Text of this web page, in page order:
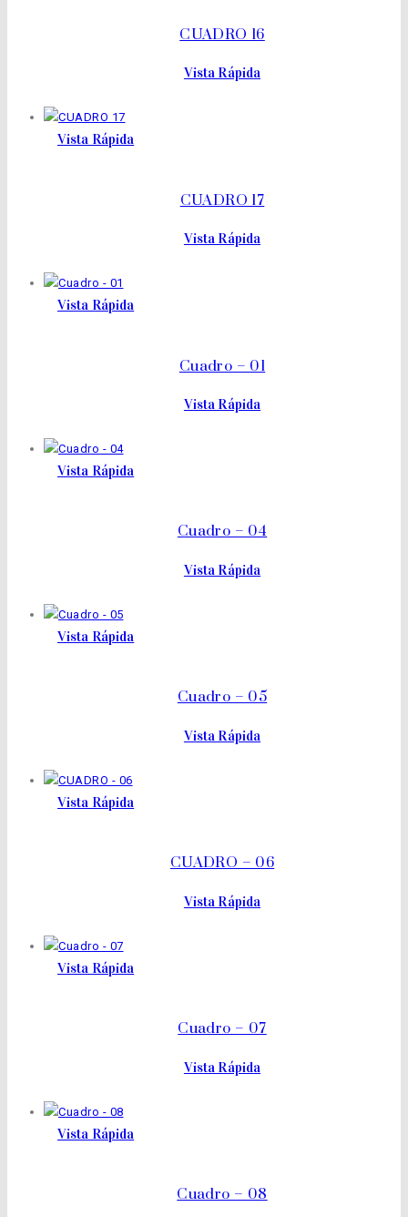
CUADRO 16
Vista Rápida
Vista Rápida
CUADRO 17
Vista Rápida
Vista Rápida
Cuadro – 01
Vista Rápida
Vista Rápida
Cuadro – 04
Vista Rápida
Vista Rápida
Cuadro – 05
Vista Rápida
Vista Rápida
CUADRO – 06
Vista Rápida
Vista Rápida
Cuadro – 07
Vista Rápida
Vista Rápida
Cuadro – 08